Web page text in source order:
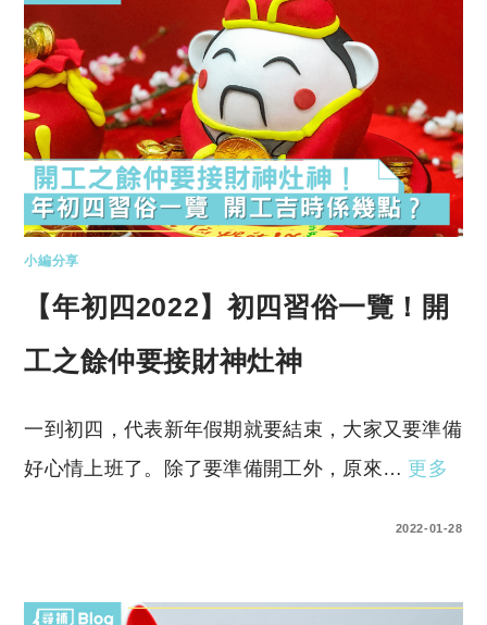
小編分享
【年初四2022】初四習俗一覽！開
工之餘仲要接財神灶神
一到初四，代表新年假期就要結束，大家又要準備
好心情上班了。除了要準備開工外，原來… 更多
2022-01-28